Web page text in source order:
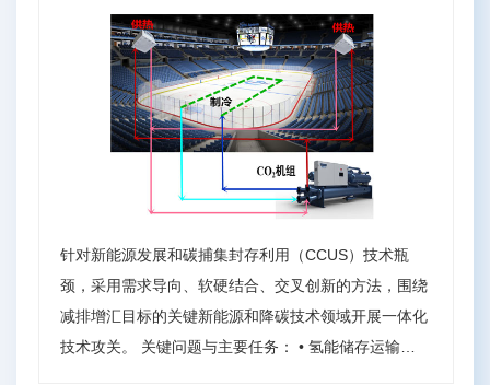
针对新能源发展和碳捕集封存利用（CCUS）技术瓶
颈，采用需求导向、软硬结合、交叉创新的方法，围绕
减排增汇目标的关键新能源和降碳技术领域开展一体化
技术攻关。 关键问题与主要任务： • 氢能储存运输技